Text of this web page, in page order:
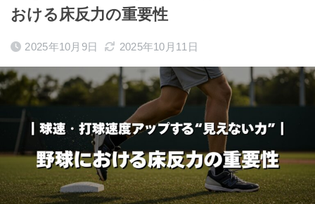
おける床反力の重要性
2025年10月9日 2025年10月11日